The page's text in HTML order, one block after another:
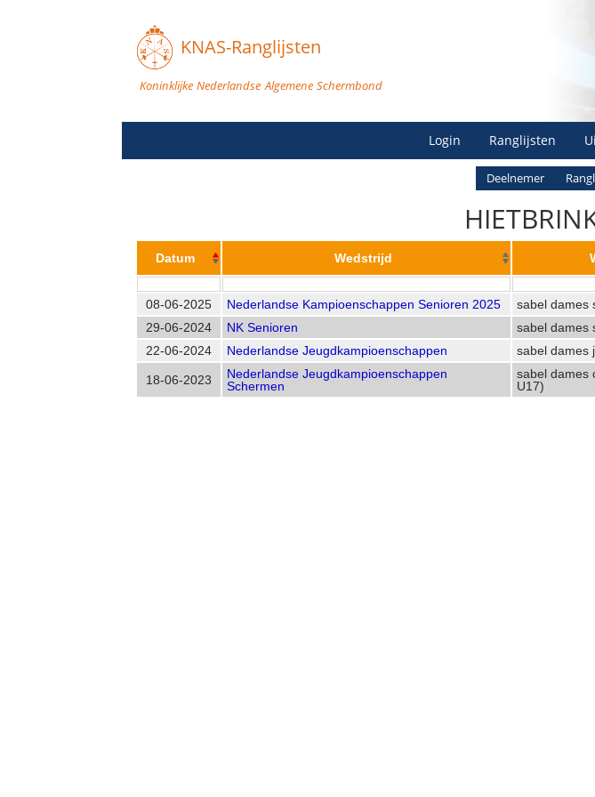
KNAS-Ranglijsten
Koninklijke Nederlandse Algemene Schermbond
Login Ranglijsten
Deelnemer
Datum Wedstrijd
08-06-2025 Nederlandse Kampioenschappen Senioren 2025 sabel dames
29-06-2024
NK Senioren sabel dames
22-06-2024
Nederlandse Jeugdkampioenschappen sabel dames
18-06-2023
Nederlandse Jeugdkampioenschappen
Schermen
sabel dames
U17)